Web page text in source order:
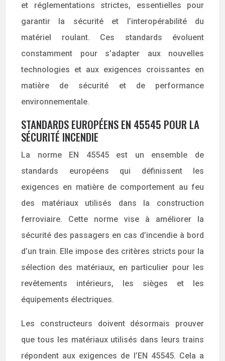
et réglementations strictes, essentielles pour
garantir la sécurité et l’interopérabilité du
matériel roulant. Ces standards évoluent
constamment pour s’adapter aux nouvelles
technologies et aux exigences croissantes en
matière de sécurité et de performance
environnementale.
STANDARDS EUROPÉENS EN 45545 POUR LA
SÉCURITÉ INCENDIE
La norme EN 45545 est un ensemble de
standards européens qui définissent les
exigences en matière de comportement au feu
des matériaux utilisés dans la construction
ferroviaire. Cette norme vise à améliorer la
sécurité des passagers en cas d’incendie à bord
d’un train. Elle impose des critères stricts pour la
sélection des matériaux, en particulier pour les
revêtements intérieurs, les sièges et les
équipements électriques.
Les constructeurs doivent désormais prouver
que tous les matériaux utilisés dans leurs trains
répondent aux exigences de l’EN 45545. Cela a